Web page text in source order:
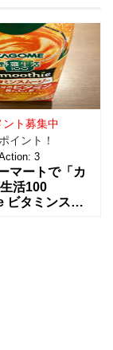
ト募集中
イント！
3
マートで「カ
活100
ビタミンスム